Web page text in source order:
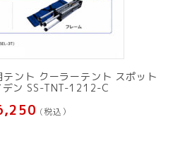
テント クーラーテント スポット
デン SS-TNT-1212-C
(税込）